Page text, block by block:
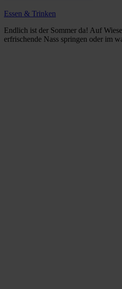
Essen & Trinken
Endlich ist der Sommer da! Auf
erfrischende Nass springen oder im